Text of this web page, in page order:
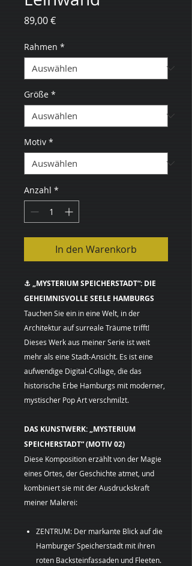
89,00 €Preis
Rahmen *
Größe *
Motiv *
Anzahl *
In den Warenkorb
⚓ „MYSTERIUM SPEICHERSTADT“: DIE
GEHEIMNISVOLLE SEELE HAMBURGS
Tauchen Sie ein in eine Welt, in der
Architektur auf surreale Träume trifft!
Dieses Werk aus meiner Serie ist weit
mehr als eine Stadt-Ansicht. Es ist eine
aufwendige Digital-Collage, die das
historische Erbe Hamburgs mit moderner,
mystischer Pop Art verschmilzt.
DAS KUNSTWERK: „MYSTERIUM
SPEICHERSTADT“ (MOTIV 02)
Diese Komposition erzählt von der Magie
eines Ortes, der Geschichte atmet, und
kombiniert sie mit der Ausdruckskraft
meiner Malerei:
ZENTRUM: Der markante Blick auf die
Hamburger Speicherstadt mit ihren
roten Backsteinfassaden und Fleeten.